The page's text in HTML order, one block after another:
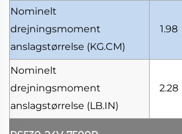
Nominelt
drejningsmoment
anslagstørrelse (KG.CM)
1.98
Nominelt
drejningsmoment
anslagstørrelse (LB.IN)
2.28